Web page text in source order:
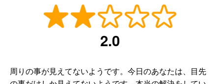
2.0
周りの事が見えてないようです。今日のあなたは、目先